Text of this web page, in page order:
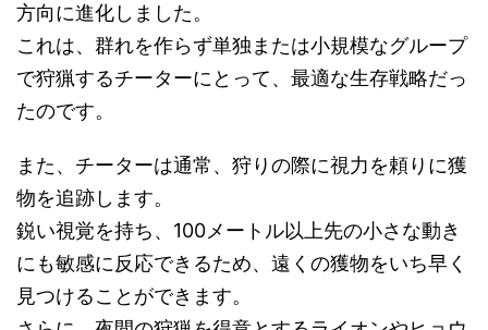
方向に進化しました。
これは、群れを作らず単独または小規模なグループ
で狩猟するチーターにとって、最適な生存戦略だっ
たのです。
また、チーターは通常、狩りの際に視力を頼りに獲
物を追跡します。
鋭い視覚を持ち、100メートル以上先の小さな動き
にも敏感に反応できるため、遠くの獲物をいち早く
見つけることができます。